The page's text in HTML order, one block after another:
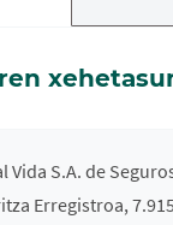
Vida S.A. de
Erregistroa,